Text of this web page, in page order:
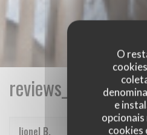
O
e
cookies
lionel B